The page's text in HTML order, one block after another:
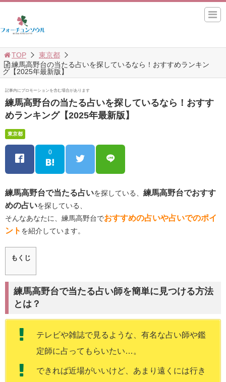
TOP
東京都
練馬高野台の当たる占いを探しているなら！おすすめランキン
グ【2025年最新版】
記事内にプロモーションを含む場合があります
練馬高野台の当たる占いを探しているなら！おすす
めランキング【2025年最新版】
東京都
0
練馬高野台で当たる占いを探している、 練馬高野台でおすす
めの占いを探している、
そんなあなたに、練馬高野台でおすすめの占いや占いでのポイ
ント を紹介しています。
もくじ
練馬高野台で当たる占い師を簡単に見つける方法
とは？
テレビや雑誌で見るような、有名な占い師や鑑
定師に占ってもらいたい…。
できれば近場がいいけど、あまり遠くには行き